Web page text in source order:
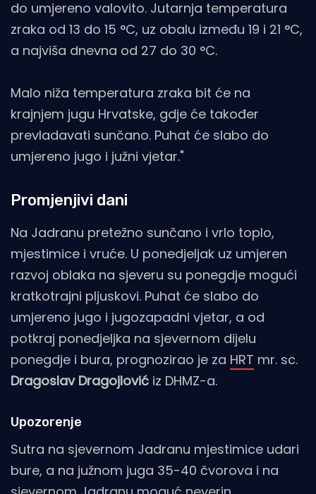
do umjereno valovito. Jutarnja temperatura
zraka od 13 do 15 °C, uz obalu između 19 i 21 °C,
a najviša dnevna od 27 do 30 °C.
Malo niža temperatura zraka bit će na
krajnjem jugu Hrvatske, gdje će također
prevladavati sunčano. Puhat će slabo do
umjereno jugo i južni vjetar."
Promjenjivi dani
Na Jadranu pretežno sunčano i vrlo toplo,
mjestimice i vruće. U ponedjeljak uz umjeren
razvoj oblaka na sjeveru su ponegdje mogući
kratkotrajni pljuskovi. Puhat će slabo do
umjereno jugo i jugozapadni vjetar, a od
potkraj ponedjeljka na sjevernom dijelu
ponegdje i bura, prognozirao je za HRT mr. sc.
Dragoslav Dragojlović iz DHMZ-a.
Upozorenje
Sutra na sjevernom Jadranu mjestimice udari
bure, a na južnom juga 35-40 čvorova i na